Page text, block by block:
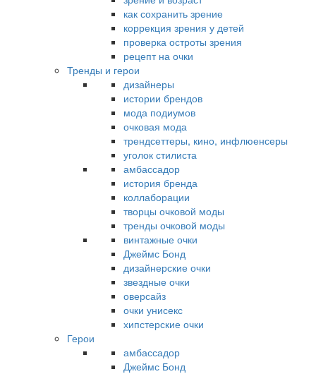
как сохранить зрение
коррекция зрения у детей
проверка остроты зрения
рецепт на очки
Тренды и герои
дизайнеры
истории брендов
мода подиумов
очковая мода
трендсеттеры, кино, инфлюенсеры
уголок стилиста
амбассадор
история бренда
коллаборации
творцы очковой моды
тренды очковой моды
винтажные очки
Джеймс Бонд
дизайнерские очки
звездные очки
оверсайз
очки унисекс
хипстерские очки
Герои
амбассадор
Джеймс Бонд